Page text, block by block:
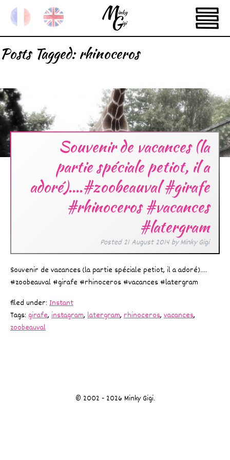
Posts Tagged:rhinoceros
Souvenir de vacances (la
partie spéciale petiot, il a
adoré)….#zoobeauval #girafe
#rhinoceros #vacances
#latergram
Posted21 August 2014byMinky Gigi
Souvenir de vacances (la partie spéciale petiot, il a adoré)….
#zoobeauval #girafe #rhinoceros #vacances #latergram
filed under: Instant
Tags: girafe,instagram,latergram,rhinoceros,vacances,
zoobeauval
© 2002 - 2026 Minky Gigi.